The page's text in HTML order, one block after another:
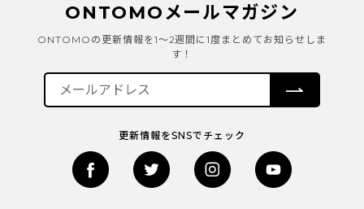
ONTOMOメールマガジン
ONTOMOの更新情報を1～2週間に1度まとめてお知らせしま
す！
更新情報をSNSでチェック